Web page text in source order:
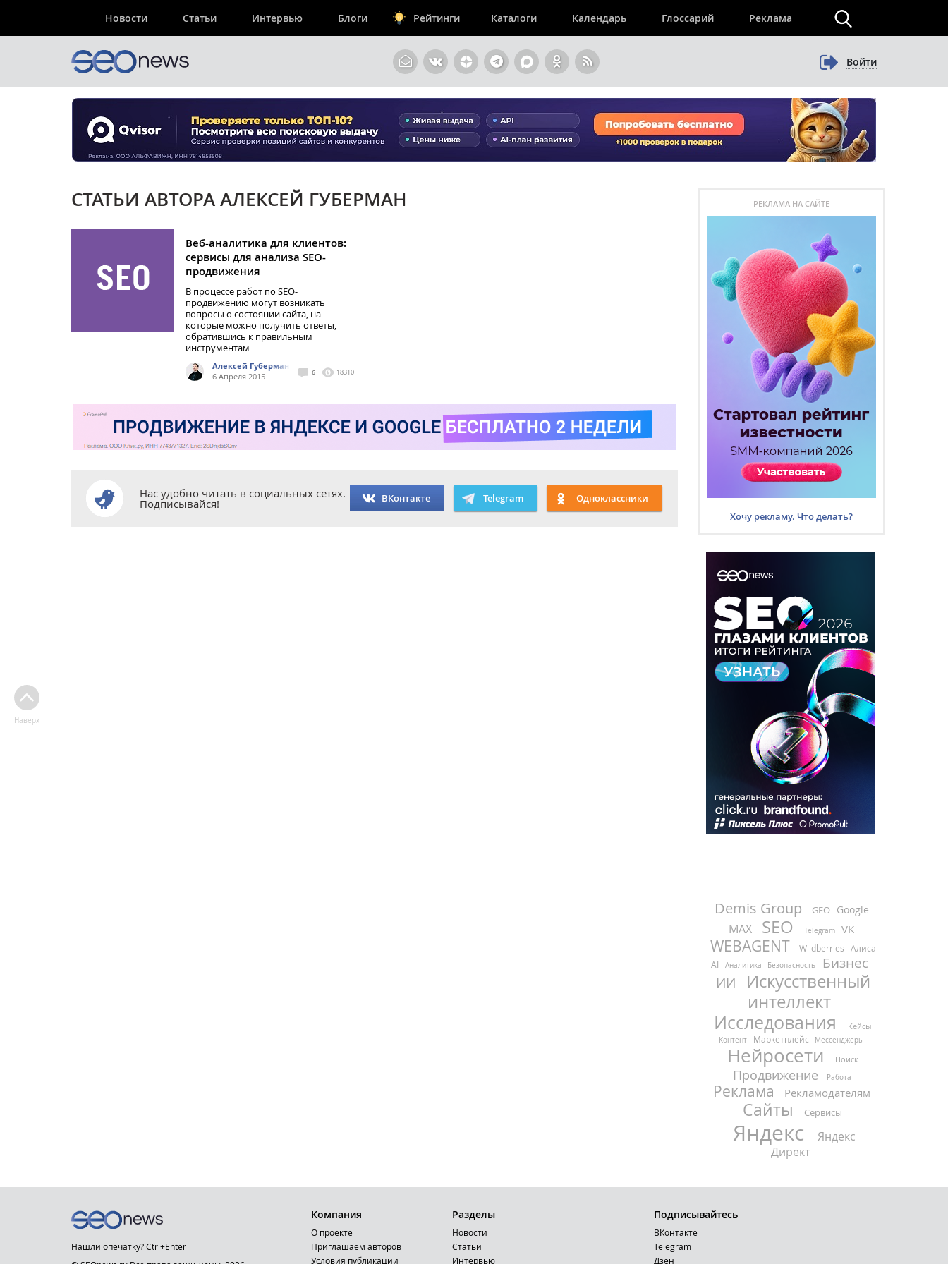
Новости Статьи Интервью Блоги Рейтинги Каталоги Календарь Глоссарий Реклама
Войти
СТАТЬИ АВТОРА АЛЕКСЕЙ ГУБЕРМАН
Веб-аналитика для клиентов:
сервисы для анализа SEO-
продвижения
В процессе работ по SEO-
продвижению могут возникать
вопросы о состоянии сайта, на
которые можно получить ответы,
обратившись к правильным
инструментам
Алексей Губерман
6 Апреля 2015
6 18310
Нас удобно читать в социальных сетях.
Подписывайся! ВКонтакте Telegram Одноклассники
Наверх
РЕКЛАМА НА САЙТЕ
Хочу рекламу. Что делать?
Demis Group GEO Google
MAX SEO Telegram VK
WEBAGENT Wildberries
Алиса
AI
Аналитика Безопасность
Бизнес
ИИ
Искусственный
интеллект
Исследования Кейсы
Контент Маркетплейс Мессенджеры
Нейросети Поиск
Продвижение Работа
Реклама Рекламодателям
Сайты Сервисы
Яндекс
Яндекс
Директ
Нашли опечатку? Ctrl+Enter
Компания
О проекте
Приглашаем авторов
Условия публикации
Разделы
Новости
Статьи
Интервью
Подписывайтесь
ВКонтакте
Telegram
Дзен